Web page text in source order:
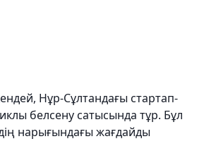
Нұр-Сұлтандағы стартап-
белсену сатысында тұр. Бұл
нарығындағы жағдайды